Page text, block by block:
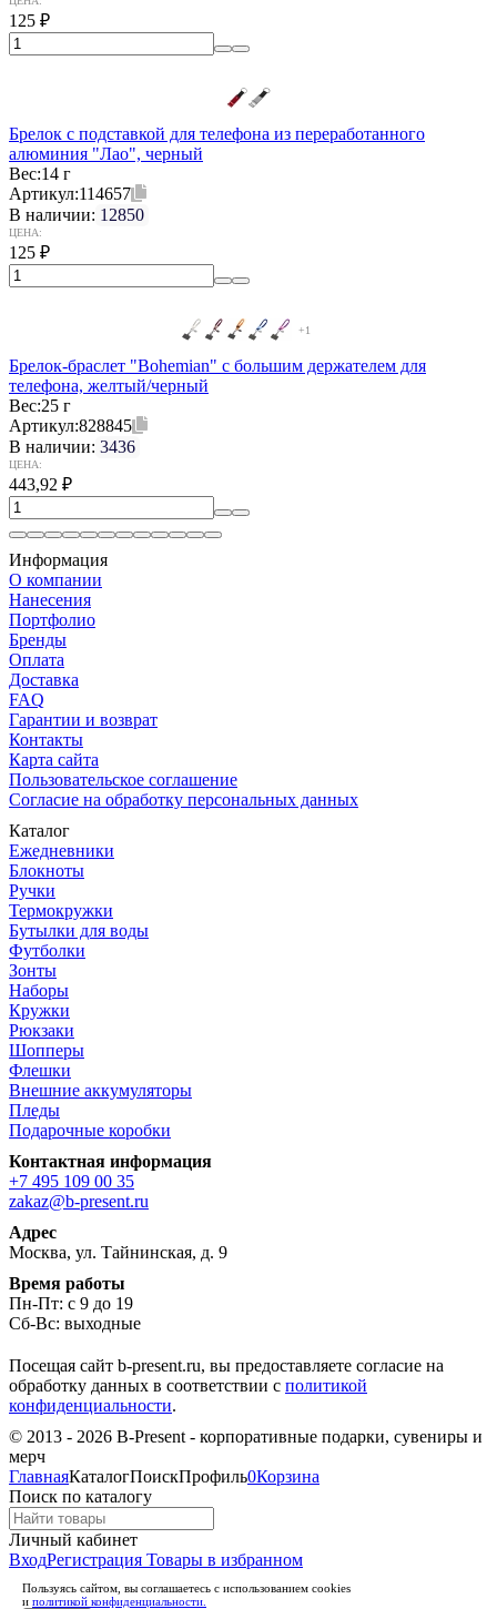
125 ₽
Брелок с подставкой для телефона из переработанного
алюминия "Лао", черный
Вес:14 г
Артикул:114657
В наличии: 12850
ЦЕНА:
125 ₽
+1
Брелок-браслет "Bohemian" c большим держателем для
телефона, желтый/черный
Вес:25 г
Артикул:828845
В наличии: 3436
ЦЕНА:
443,92 ₽
Информация
О компании
Нанесения
Портфолио
Бренды
Оплата
Доставка
FAQ
Гарантии и возврат
Контакты
Карта сайта
Пользовательское соглашение
Согласие на обработку персональных данных
Каталог
Ежедневники
Блокноты
Ручки
Термокружки
Бутылки для воды
Футболки
Зонты
Наборы
Кружки
Рюкзаки
Шопперы
Флешки
Внешние аккумуляторы
Пледы
Подарочные коробки
Контактная информация
+7 495 109 00 35
zakaz@b-present.ru
Адрес
Москва, ул. Тайнинская, д. 9
Время работы
Пн-Пт: с 9 до 19
Сб-Вс: выходные
Посещая сайт b-present.ru, вы предоставляете согласие на
обработку данных в соответствии с политикой
конфиденциальности.
© 2013 - 2026 B-Present - корпоративные подарки, сувениры и
мерч
ГлавнаяКаталогПоискПрофиль0Корзина
Поиск по каталогу
Личный кабинет
ВходРегистрация Товары в избранном
Пользуясь сайтом, вы соглашаетесь с использованием cookies
и политикой конфиденциальности.